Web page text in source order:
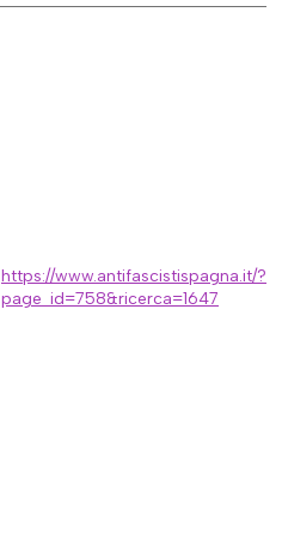
https://www.antifascistispagna.it/?
page_id=758&ricerca=1647